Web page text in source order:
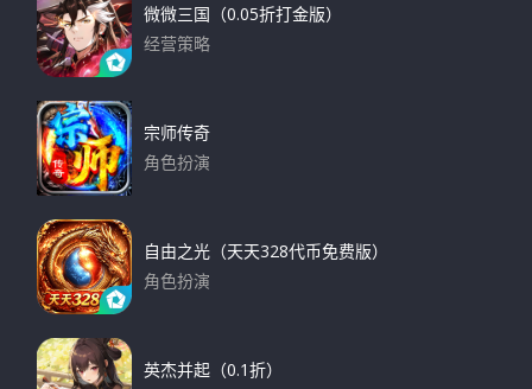
微微三国（0.05折打金版）
经营策略
宗师传奇
角色扮演
自由之光（天天328代币免费版）
角色扮演
英杰并起（0.1折）